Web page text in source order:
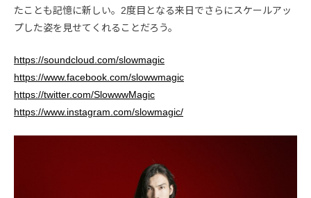
たことも記憶に新しい。2度目となる来日でさらにスケールアッ
プした姿を見せてくれることだろう。
https://soundcloud.com/slowmagic
https://www.facebook.com/slowwmagic
https://twitter.com/SlowwwMagic
https://www.instagram.com/slowmagic/